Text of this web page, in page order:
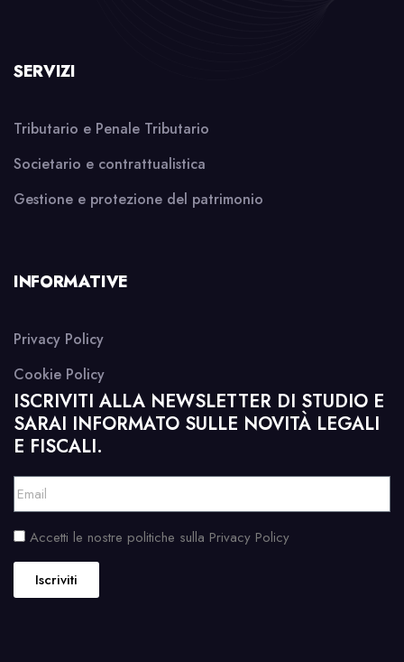
SERVIZI
Tributario e Penale Tributario
Societario e contrattualistica
Gestione e protezione del patrimonio
INFORMATIVE
Privacy Policy
Cookie Policy
ISCRIVITI ALLA NEWSLETTER DI STUDIO E
SARAI INFORMATO SULLE NOVITÀ LEGALI
E FISCALI.
Accetti le nostre politiche sulla Privacy Policy
Iscriviti